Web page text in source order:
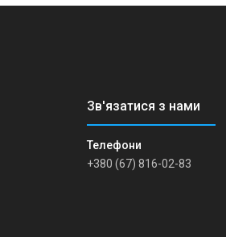
+380 (67) 816-02-83